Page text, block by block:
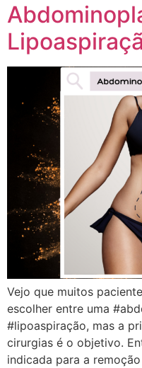
Vejo que muitos
escolher entre uma
#lipoaspiração, mas a
cirurgias é o objetivo.
indicada para a